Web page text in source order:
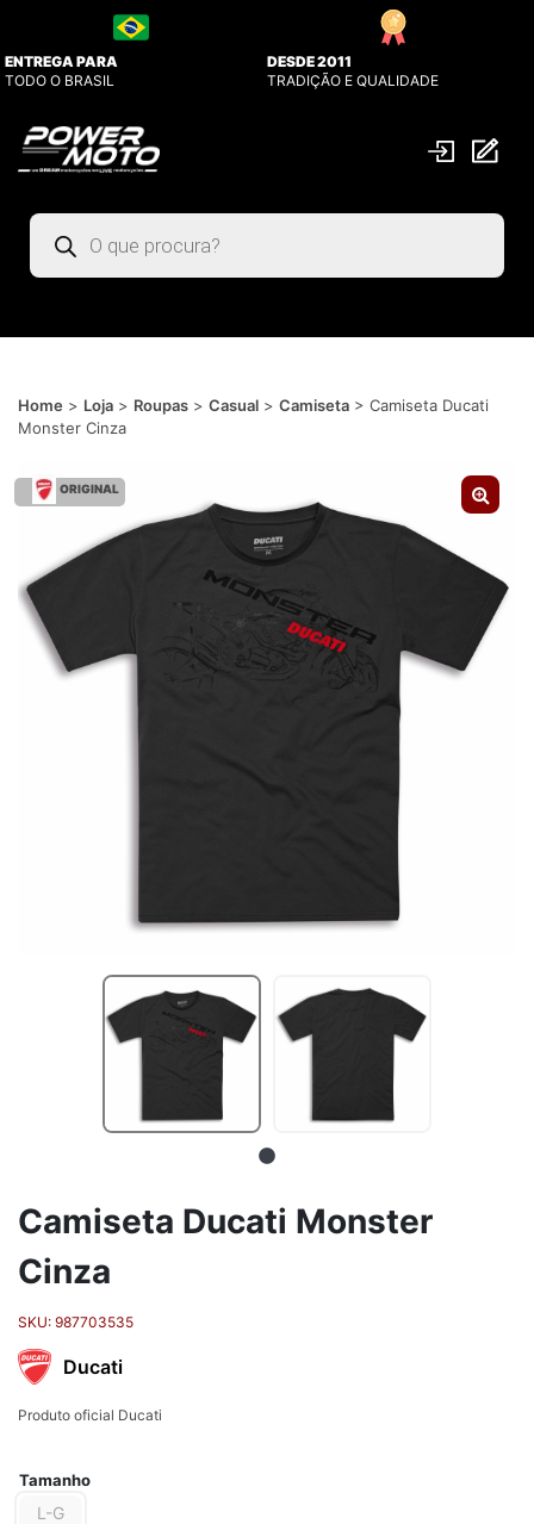
ENTREGA PARA
TODO O BRASIL
DESDE 2011
TRADIÇÃO E QUALIDADE
Pesquisar
produtos
Home > Loja > Roupas > Casual > Camiseta > Camiseta Ducati
Monster Cinza
ORIGINAL
Camiseta Ducati Monster
Cinza
SKU: 987703535
Ducati
Produto oficial Ducati
Tamanho
L-G